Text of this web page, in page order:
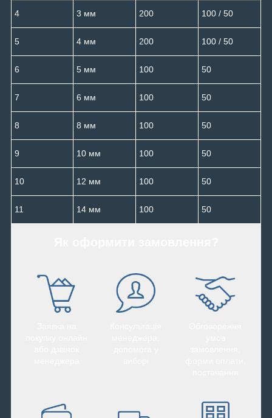
4 3 мм 200 100 / 50
5 4 мм 200 100 / 50
6 5 мм 100 50
7 6 мм 100 50
8 8 мм 100 50
9 10 мм 100 50
10 12 мм 100 50
11 14 мм 100 50